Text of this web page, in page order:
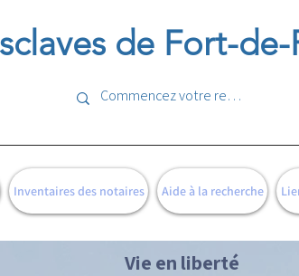
de Fort-de-
Inventaires des notaires Aide à la recherche
Vie en liberté